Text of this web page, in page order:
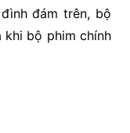
đám trên, bộ
khi bộ phim chính